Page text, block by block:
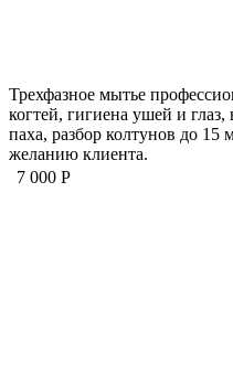
Трехфазное мытье
когтей, гигиена ушей и
паха, разбор колтунов до
желанию клиента.
7 000 Р